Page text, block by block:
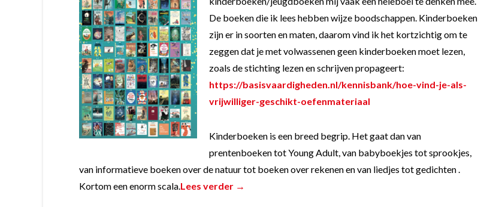
De boeken die ik lees hebben wijze boodschappen. Kinderboeken
zijn er in soorten en maten, daarom vind ik het kortzichtig om te
zeggen dat je met volwassenen geen kinderboeken moet lezen,
zoals de stichting lezen en schrijven propageert:
https://basisvaardigheden.nl/kennisbank/hoe-vind-je-als-
vrijwilliger-geschikt-oefenmateriaal
Kinderboeken is een breed begrip. Het gaat dan van
prentenboeken tot Young Adult, van babyboekjes tot sprookjes,
van informatieve boeken over de natuur tot boeken over rekenen en van liedjes tot gedichten .
Kortom een enorm scala.Lees verder →